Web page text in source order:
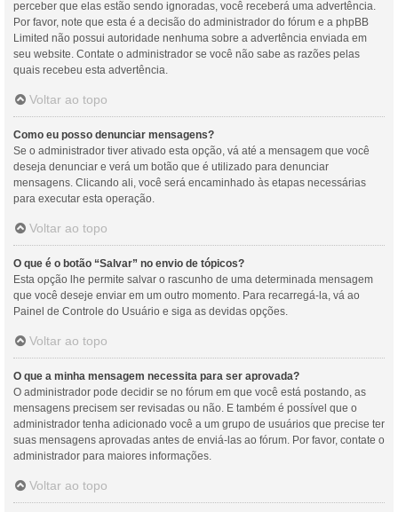
perceber que elas estão sendo ignoradas, você receberá uma advertência.
Por favor, note que esta é a decisão do administrador do fórum e a phpBB
Limited não possui autoridade nenhuma sobre a advertência enviada em
seu website. Contate o administrador se você não sabe as razões pelas
quais recebeu esta advertência.
Voltar ao topo
Como eu posso denunciar mensagens?
Se o administrador tiver ativado esta opção, vá até a mensagem que você
deseja denunciar e verá um botão que é utilizado para denunciar
mensagens. Clicando ali, você será encaminhado às etapas necessárias
para executar esta operação.
Voltar ao topo
O que é o botão “Salvar” no envio de tópicos?
Esta opção lhe permite salvar o rascunho de uma determinada mensagem
que você deseje enviar em um outro momento. Para recarregá-la, vá ao
Painel de Controle do Usuário e siga as devidas opções.
Voltar ao topo
O que a minha mensagem necessita para ser aprovada?
O administrador pode decidir se no fórum em que você está postando, as
mensagens precisem ser revisadas ou não. E também é possível que o
administrador tenha adicionado você a um grupo de usuários que precise ter
suas mensagens aprovadas antes de enviá-las ao fórum. Por favor, contate o
administrador para maiores informações.
Voltar ao topo